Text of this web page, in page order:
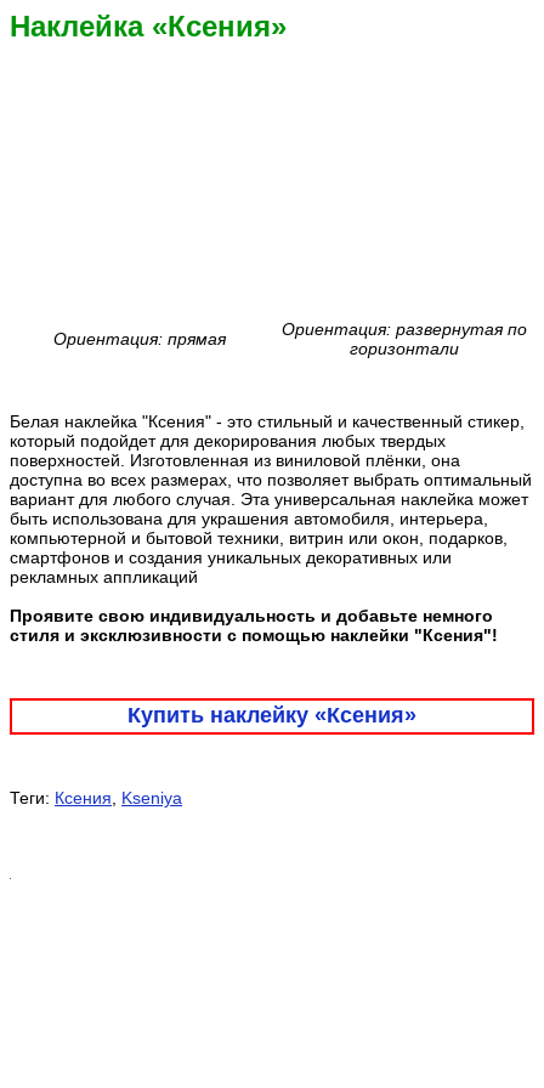
Наклейка «Ксения»
Ориентация: прямая
Ориентация: развернутая по
горизонтали
Белая наклейка "Ксения" - это стильный и качественный стикер,
который подойдет для декорирования любых твердых
поверхностей. Изготовленная из виниловой плёнки, она
доступна во всех размерах, что позволяет выбрать оптимальный
вариант для любого случая. Эта универсальная наклейка может
быть использована для украшения автомобиля, интерьера,
компьютерной и бытовой техники, витрин или окон, подарков,
смартфонов и создания уникальных декоративных или
рекламных аппликаций
Проявите свою индивидуальность и добавьте немного
стиля и эксклюзивности с помощью наклейки "Ксения"!
Купить наклейку «Ксения»
Теги: Ксения, Kseniya